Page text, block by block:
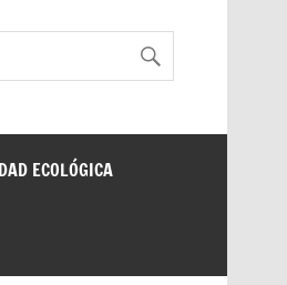
ECOLÓGICA